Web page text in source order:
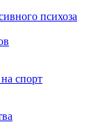
психоза
спорт